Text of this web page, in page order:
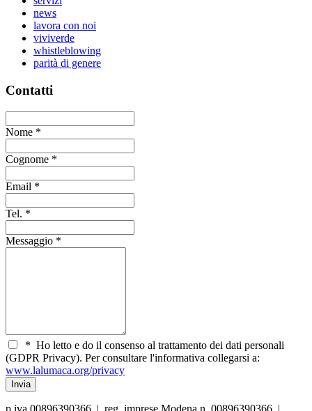
news
lavora con noi
viviverde
whistleblowing
parità di genere
Contatti
Nome *
Cognome *
Email *
Tel. *
Messaggio *
* Ho letto e do il consenso al trattamento dei dati personali
(GDPR Privacy). Per consultare l'informativa collegarsi a:
www.lalumaca.org/privacy
p.iva 00896390366 | reg. imprese Modena n. 00896390366 |